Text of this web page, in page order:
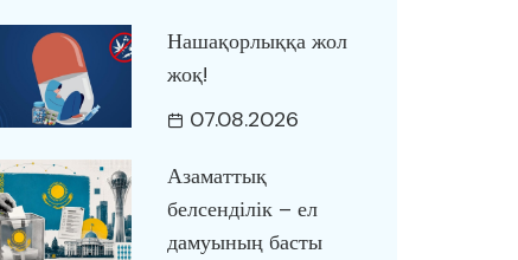
Нашақорлыққа жол
жоқ!
07.08.2026
Азаматтық
белсенділік – ел
дамуының басты